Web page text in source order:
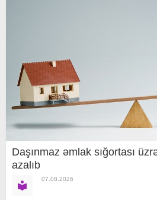
Daşınmaz əmlak sığortası
azalıb
07.08.2026